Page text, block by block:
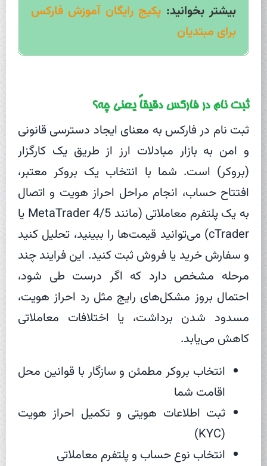
بیشتر بخوانید: پکیج رایگان آموزش فارکس
برای مبتدیان
ثبت نام در فارکس دقیقاً یعنی چه؟
ثبت نام در فارکس به معنای ایجاد دسترسی قانونی
و امن به بازار مبادلات ارز از طریق یک کارگزار
(بروکر) است. شما با انتخاب یک بروکر معتبر،
افتتاح حساب، انجام مراحل احراز هویت و اتصال
به یک پلتفرم معاملاتی (مانند MetaTrader 4/5 یا
cTrader) می‌توانید قیمت‌ها را ببینید، تحلیل کنید
و سفارش خرید یا فروش ثبت کنید. این فرایند چند
مرحله مشخص دارد که اگر درست طی شود،
احتمال بروز مشکل‌های رایج مثل رد احراز هویت،
مسدود شدن برداشت، یا اختلافات معاملاتی
کاهش می‌یابد.
انتخاب بروکر مطمئن و سازگار با قوانین محل
اقامت شما
ثبت اطلاعات هویتی و تکمیل احراز هویت
(KYC)
انتخاب نوع حساب و پلتفرم معاملاتی